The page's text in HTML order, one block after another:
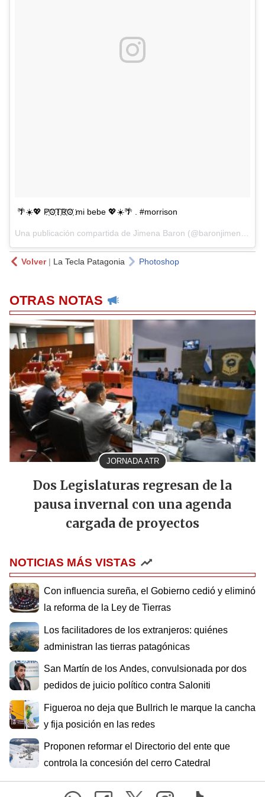
🌴☀️💖 P҉O҉T҉R҉O҉ mi bebe 💖☀️🌴 . #morrison
Volver| La Tecla Patagonia Photoshop
OTRAS NOTAS
JORNADA ATR
Dos Legislaturas regresan de la
pausa invernal con una agenda
cargada de proyectos
NOTICIAS MÁS VISTAS
Con influencia sureña, el Gobierno cedió y eliminó
la reforma de la Ley de Tierras
Los facilitadores de los extranjeros: quiénes
administran las tierras patagónicas
San Martín de los Andes, convulsionada por dos
pedidos de juicio político contra Saloniti
Figueroa no deja que Bullrich le marque la cancha
y fija posición en las redes
Proponen reformar el Directorio del ente que
controla la concesión del cerro Catedral